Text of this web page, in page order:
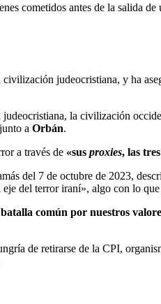
cometidos antes de la salida
judeocristiana, y ha
la civilización
a Orbán.
a través de «sus proxies, las
del 7 de octubre de 2023,
del terror iraní», algo con lo
común por nuestros
de retirarse de la CPI,